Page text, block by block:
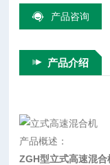
产品咨询
产品介绍
产品概述：
ZGH型立式高速混合